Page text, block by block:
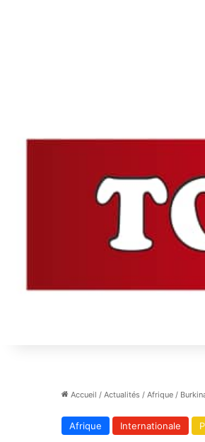
Accueil / Actualités / Afrique /
Afrique Internationale